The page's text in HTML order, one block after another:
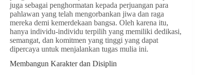
juga sebagai penghormatan kepada perjuangan para
pahlawan yang telah mengorbankan jiwa dan raga
mereka demi kemerdekaan bangsa. Oleh karena itu,
hanya individu-individu terpilih yang memiliki dedikasi,
semangat, dan komitmen yang tinggi yang dapat
dipercaya untuk menjalankan tugas mulia ini.
Membangun Karakter dan Disiplin